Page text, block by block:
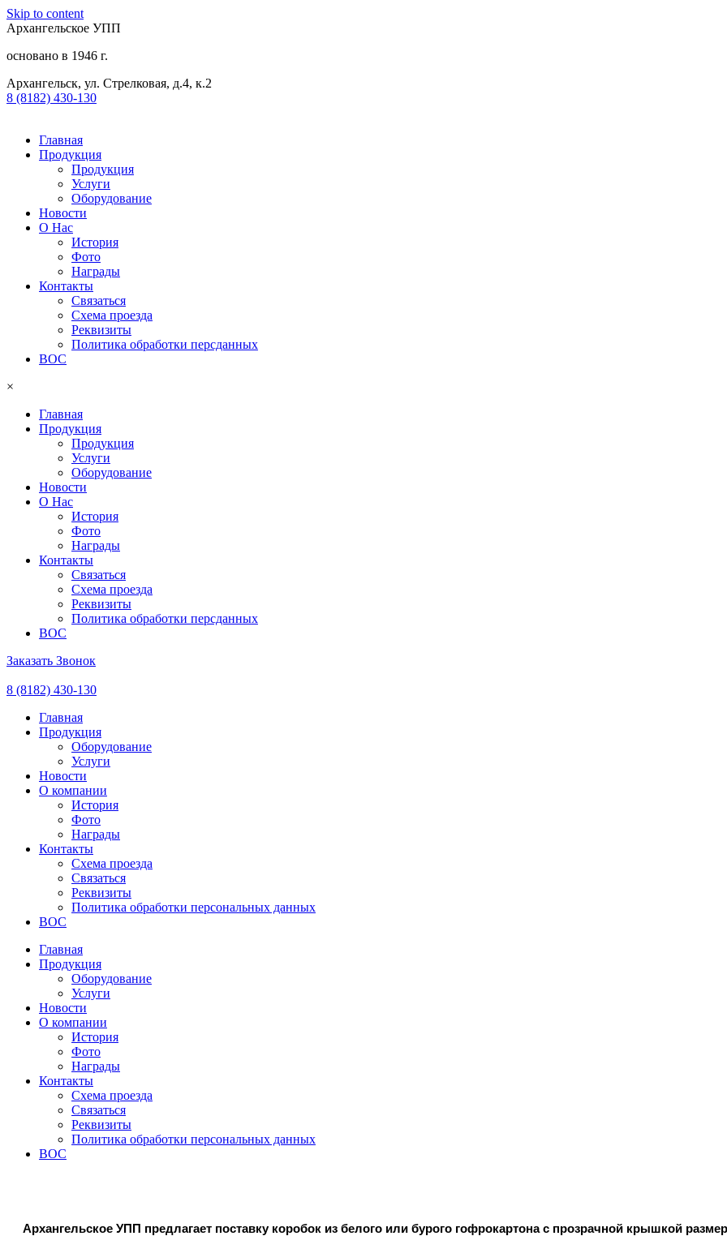
Skip to content
Архангельское УПП
основано в 1946 г.
Архангельск, ул. Стрелковая, д.4, к.2
8 (8182) 430-130​
Главная
Продукция
Продукция
Услуги
Оборудование
Новости
О Нас
История
Фото
Награды
Контакты
Связаться
Схема проезда
Реквизиты
Политика обработки персданных
ВОС
×
Главная
Продукция
Продукция
Услуги
Оборудование
Новости
О Нас
История
Фото
Награды
Контакты
Связаться
Схема проезда
Реквизиты
Политика обработки персданных
ВОС
Заказать Звонок
8 (8182) 430-130
Главная
Продукция
Оборудование
Услуги
Новости
О компании
История
Фото
Награды
Контакты
Схема проезда
Связаться
Реквизиты
Политика обработки персональных данных
ВОС
Главная
Продукция
Оборудование
Услуги
Новости
О компании
История
Фото
Награды
Контакты
Схема проезда
Связаться
Реквизиты
Политика обработки персональных данных
ВОС
Архангельское УПП предлагает поставку коробок из белого или бурого гофрокартона с прозрачной крышкой